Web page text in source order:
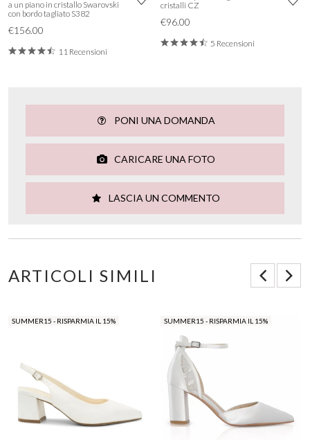
a un piano in cristallo Swarovski
con bordo tagliato S382
€156.00
11 Recensioni
cristalli CZ
€96.00
5 Recensioni
PONI UNA DOMANDA
CARICARE UNA FOTO
LASCIA UN COMMENTO
ARTICOLI SIMILI
SUMMER15 - RISPARMIA IL 15% SUMMER15 - RISPARMIA IL 15%